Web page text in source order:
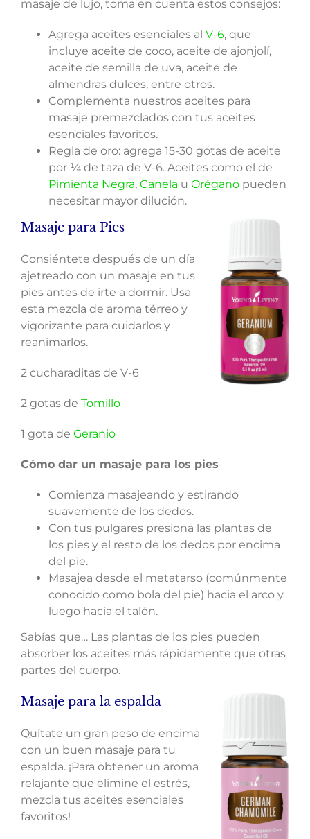
masaje de lujo, toma en cuenta estos consejos:
Agrega aceites esenciales al V-6, que
incluye aceite de coco, aceite de ajonjolí,
aceite de semilla de uva, aceite de
almendras dulces, entre otros.
Complementa nuestros aceites para
masaje premezclados con tus aceites
esenciales favoritos.
Regla de oro: agrega 15-30 gotas de aceite
por ¼ de taza de V-6. Aceites como el de
Pimienta Negra, Canela u Orégano pueden
necesitar mayor dilución.
Masaje para Pies
Consiéntete después de un día
ajetreado con un masaje en tus
pies antes de irte a dormir. Usa
esta mezcla de aroma térreo y
vigorizante para cuidarlos y
reanimarlos.
2 cucharaditas de V-6
2 gotas de Tomillo
1 gota de Geranio
Cómo dar un masaje para los pies
Comienza masajeando y estirando
suavemente de los dedos.
Con tus pulgares presiona las plantas de
los pies y el resto de los dedos por encima
del pie.
Masajea desde el metatarso (comúnmente
conocido como bola del pie) hacia el arco y
luego hacia el talón.
Sabías que… Las plantas de los pies pueden
absorber los aceites más rápidamente que otras
partes del cuerpo.
Masaje para la espalda
Quítate un gran peso de encima
con un buen masaje para tu
espalda. ¡Para obtener un aroma
relajante que elimine el estrés,
mezcla tus aceites esenciales
favoritos!